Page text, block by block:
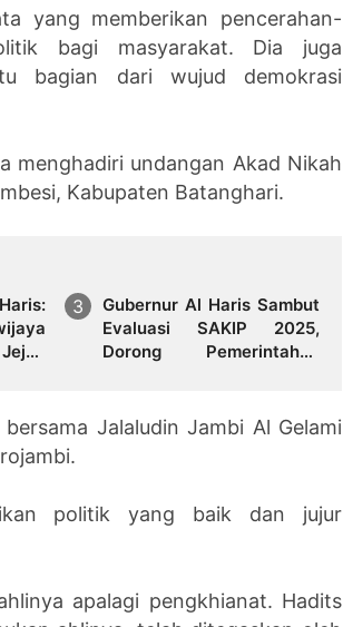
yang memberikan pencerahan-
bagi masyarakat. Dia juga
bagian dari wujud demokrasi
menghadiri undangan Akad Nikah
Kabupaten Batanghari.
Gubernur Al Haris Sambut
Evaluasi SAKIP 2025,
Dorong Pemerintahan
Jalaludin Jambi Al Gelami
politik yang baik dan jujur
apalagi pengkhianat. Hadits